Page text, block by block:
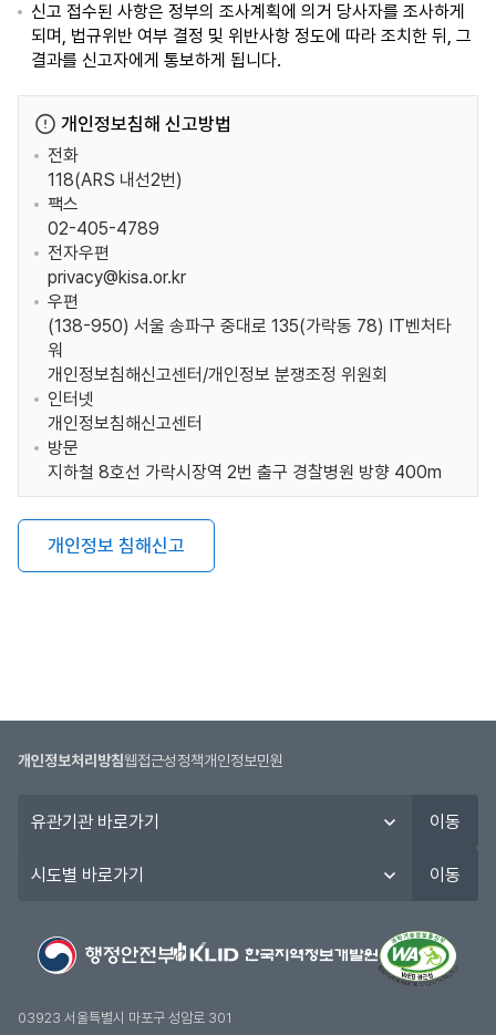
신고 접수된 사항은 정부의 조사계획에 의거 당사자를 조사하게
되며, 법규위반 여부 결정 및 위반사항 정도에 따라 조치한 뒤, 그
결과를 신고자에게 통보하게 됩니다.
개인정보침해 신고방법
전화
118(ARS 내선2번)
팩스
02-405-4789
전자우편
privacy@kisa.or.kr
우편
(138-950) 서울 송파구 중대로 135(가락동 78) IT벤처타
워
개인정보침해신고센터/개인정보 분쟁조정 위원회
인터넷
개인정보침해신고센터
방문
지하철 8호선 가락시장역 2번 출구 경찰병원 방향 400m
개인정보 침해신고
개인정보처리방침웹접근성정책개인정보민원
관
이동
도
기
이동
03923 서울특별시 마포구 성암로 301